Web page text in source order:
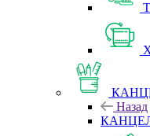
Назад